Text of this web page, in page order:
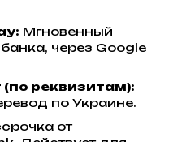
Мгновенный
через Google
реквизитам):
по Украине.
от